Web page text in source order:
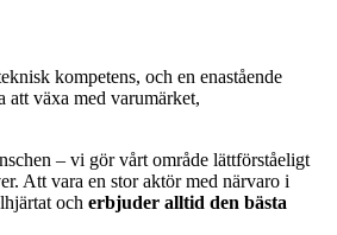
kompetens, och en enastående
att växa med varumärket,
– vi gör vårt område lättförståeligt
Att vara en stor aktör med närvaro i
och erbjuder alltid den bästa